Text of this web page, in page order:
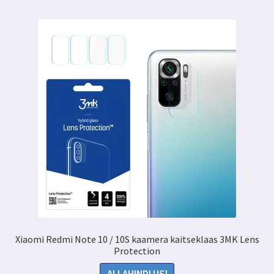
Xiaomi Redmi Note 10 / 10S kaamera kaitseklaas 3MK Lens
Protection